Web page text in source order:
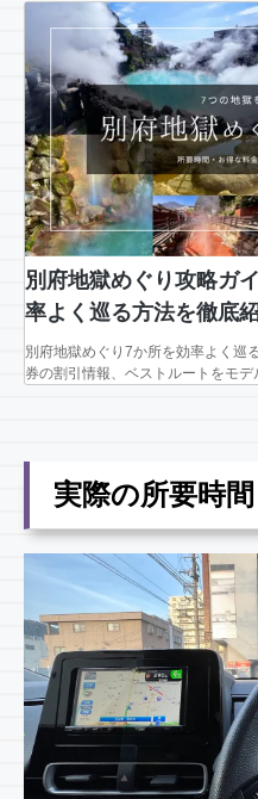
別府地獄めぐり攻略ガ
率よく巡る方法を徹底
別府地獄めぐり7か所を効率よく巡
券の割引情報、ベストルートをモデ
実際の所要時間